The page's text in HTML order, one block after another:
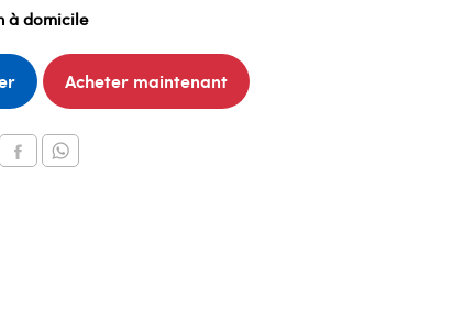
à domicile
Acheter maintenant